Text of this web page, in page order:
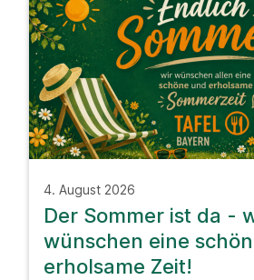
4. August 2026
Der Sommer ist da -
wünschen eine
erholsame Zeit!